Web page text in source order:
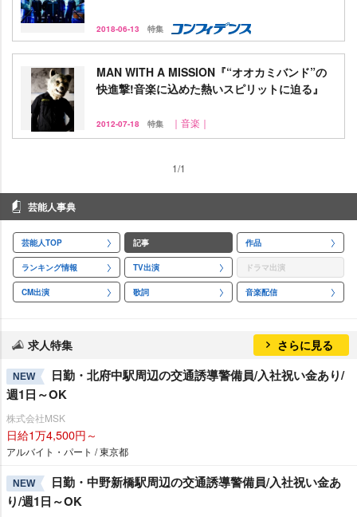
2018-06-13 特集
MAN WITH A MISSION『“オオカミバンド”の
快進撃!音楽に込めた熱いスピリットに迫る』
2012-07-18 特集 ｜音楽｜
1/1
芸能人事典
芸能人TOP 記事 作品
ランキング情報 TV出演 ドラマ出演
CM出演 歌詞 音楽配信
求人特集 さらに見る
NEW
日勤・北府中駅周辺の交通誘導警備員/入社祝い金あり/
週1日～OK
株式会社MSK
日給1万4,500円～
アルバイト・パート / 東京都
NEW
日勤・中野新橋駅周辺の交通誘導警備員/入社祝い金あ
り/週1日～OK